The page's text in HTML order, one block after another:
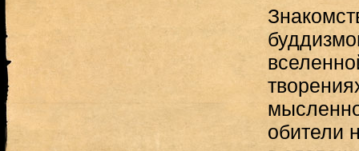
обители